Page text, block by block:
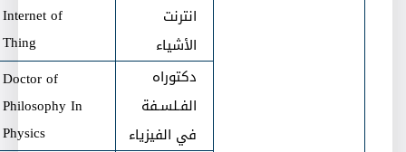
انترنت
الأشياء
Internet of
Thing
دكتوراه
الفـلسـفة
في الفيزياء
Doctor of
Philosophy In
Physics